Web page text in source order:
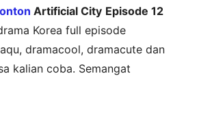
Artificial City Episode 12
Korea full episode
dramacool, dramacute dan
kalian coba. Semangat